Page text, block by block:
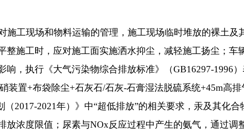
渣装卸、上煤期间及时洒水抑尘，厂内裸露地面均计划采用绿化抑
硫系统用水；脱硫、脱硝废水循环使用，不外排。生活污水排入佳朗
备安装减振垫，定期维护保养，施工期噪声符合《建筑施工噪声排放
备、厂房封闭隔声、设备基础减振等降噪措施，厂界噪声值应低于《工